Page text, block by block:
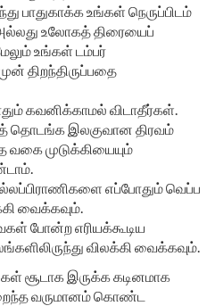
பாதுகாக்க உங்கள் நெருப்பிடம்
உலோகத் திரையைப்
உங்கள் டம்பர்
திறந்திருப்பதை
கவனிக்காமல் விடாதீர்கள்.
தொடங்க இலகுவான திரவம்
வகை முடுக்கியையும்
எப்போதும் வெப்ப
வைக்கவும்.
போன்ற எரியக்கூடிய
விலக்கி வைக்கவும்.
சூடாக இருக்க கடினமாக
வருமானம் கொண்ட